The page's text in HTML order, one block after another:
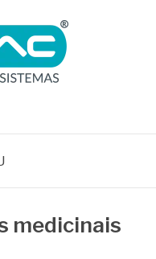
medicinais